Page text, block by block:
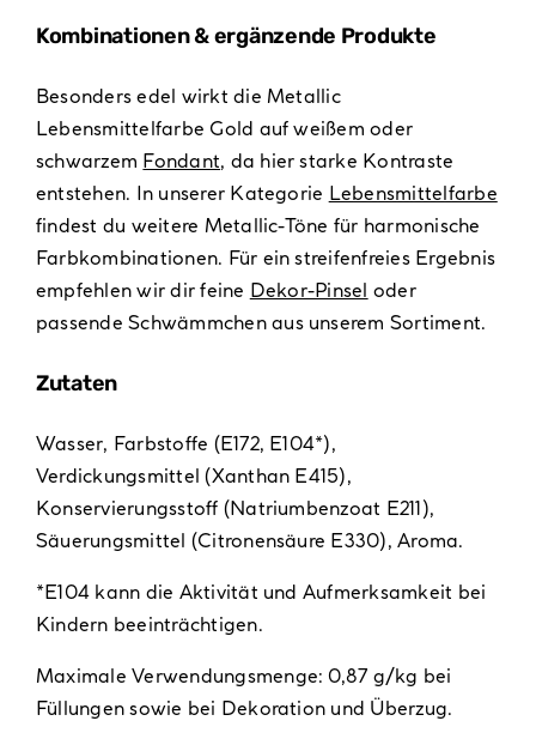
Kombinationen & ergänzende Produkte
Besonders edel wirkt die Metallic
Lebensmittelfarbe Gold auf weißem oder
schwarzem Fondant, da hier starke Kontraste
entstehen. In unserer Kategorie Lebensmittelfarbe
findest du weitere Metallic-Töne für harmonische
Farbkombinationen. Für ein streifenfreies Ergebnis
empfehlen wir dir feine Dekor-Pinsel oder
passende Schwämmchen aus unserem Sortiment.
Zutaten
Wasser, Farbstoffe (E172, E104*),
Verdickungsmittel (Xanthan E415),
Konservierungsstoff (Natriumbenzoat E211),
Säuerungsmittel (Citronensäure E330), Aroma.
*E104 kann die Aktivität und Aufmerksamkeit bei
Kindern beeinträchtigen.
Maximale Verwendungsmenge: 0,87 g/kg bei
Füllungen sowie bei Dekoration und Überzug.